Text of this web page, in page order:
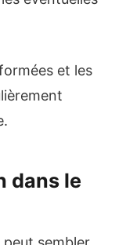
et les
dans le